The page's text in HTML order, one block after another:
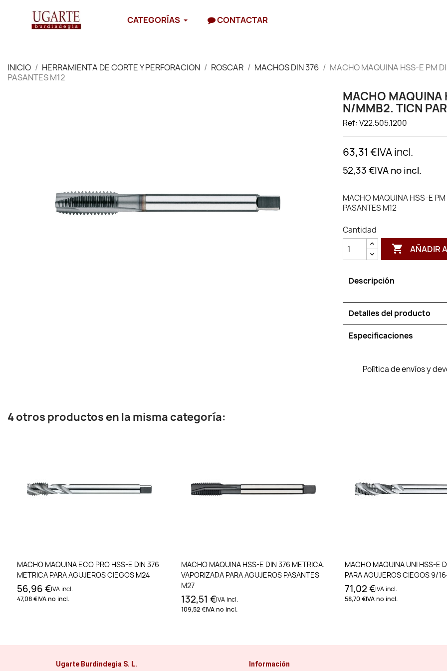
CATEGORÍAS CONTACTAR
INICIO HERRAMIENTA DE CORTE Y PERFORACION ROSCAR MACHOS DIN 376
MACHO MAQUINA HSS-E PM
PASANTES M12
MACHO MAQUINA
N/MMB2. TICN
Ref: V22.505.1200
63,31 €IVA incl.
52,33 €IVA no incl.
MACHO MAQUINA HSS-E
PASANTES M12
Cantidad
 AÑADIR
Descripción
Detalles del producto
Especificaciones
Política de envíos y
4 otros productos en la misma categoría:
Añadir al carrito
MACHO MAQUINA ECO PRO HSS-E DIN 376
METRICA PARA AGUJEROS CIEGOS M24
56,96 €IVA incl.
47,08 €IVA no incl.
Añadir al carrito
MACHO MAQUINA HSS-E DIN 376 METRICA.
VAPORIZADA PARA AGUJEROS PASANTES
M27
132,51 €IVA incl.
109,52 €IVA no incl.
Añadir al
MACHO MAQUINA UNI HSS-E
PARA AGUJEROS CIEGOS 9/
71,02 €IVA incl.
58,70 €IVA no incl.
Ugarte Burdindegia S. L. Información